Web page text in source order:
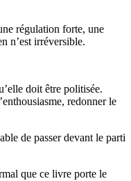
régulation forte, une
n’est irréversible.
doit être politisée.
redonner le
de passer devant le parti
que ce livre porte le